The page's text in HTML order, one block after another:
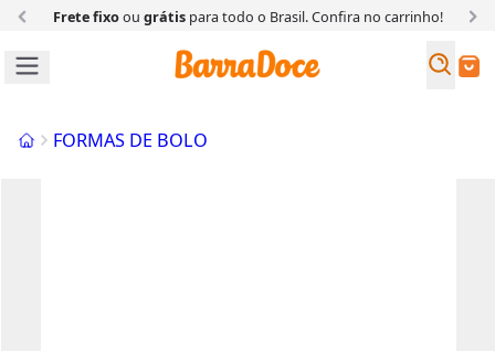
Frete fixoou grátispara todo o Brasil. Confira no carrinho!
Buscar
InícioFORMAS DE BOLO